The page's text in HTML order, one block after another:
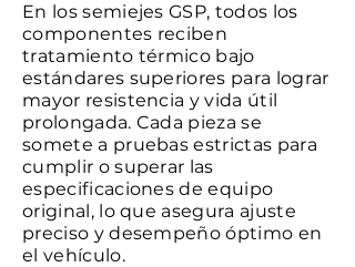
En los semiejes GSP, todos los
componentes reciben
tratamiento térmico bajo
estándares superiores para lograr
mayor resistencia y vida útil
prolongada. Cada pieza se
somete a pruebas estrictas para
cumplir o superar las
especificaciones de equipo
original, lo que asegura ajuste
preciso y desempeño óptimo en
el vehículo.